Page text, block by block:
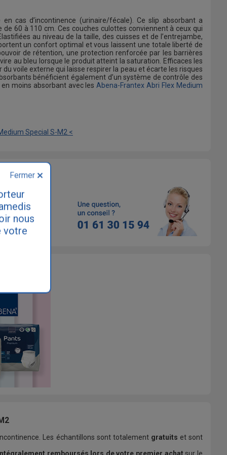
cas d’incontinence (urinaire/fécale). Ce slip absorbant a
60 à 110 cm. Ces couches culottes conviennent à ceux qui
au niveau de la taille, des cuisses et de l’entrejambe,
un confort optimal et vous laissent une totale liberté de
de rétention, une protection renforcée par les barrières
au bleu lorsque le produit atteint la saturation. Efficaces les
voile externe qui laisse respirer la peau et écarte les risques
bénéficient également d’un système de contrôle des
moins absorbant avec les Abena-Frantex Abri Flex Medium
Special S-M2 <
Les échantillons sont totalement gratuits et sont
remboursés lors de votre premier achatsur le
nous
votre
Fermer